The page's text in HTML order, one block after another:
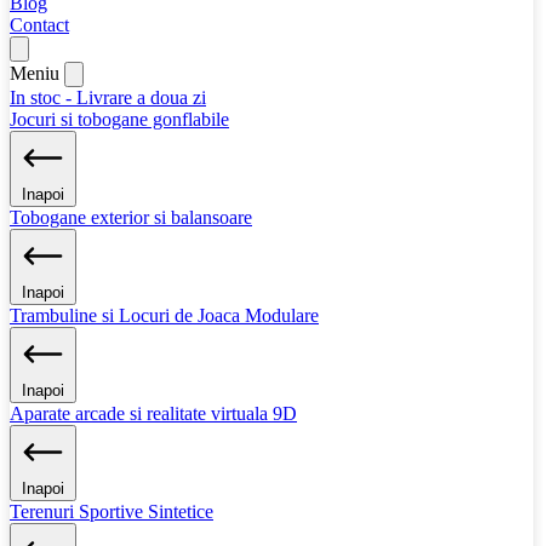
Contact
Meniu
In stoc - Livrare a doua zi
Jocuri si tobogane gonflabile
Inapoi
Tobogane exterior si balansoare
Inapoi
Trambuline si Locuri de Joaca Modulare
Inapoi
Aparate arcade si realitate virtuala 9D
Inapoi
Terenuri Sportive Sintetice